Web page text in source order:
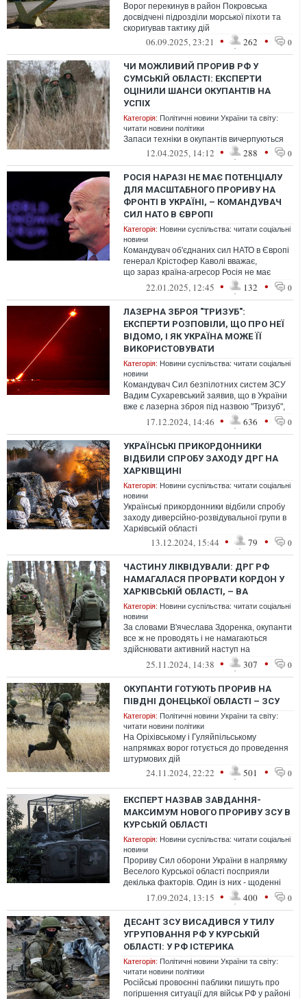
Ворог перекинув в район Покровська
досвідчені підрозділи морської піхоти та
скоригував тактику дій
06.09.2025, 23:21 • 262 • 0
ЧИ МОЖЛИВИЙ ПРОРИВ РФ У
СУМСЬКІЙ ОБЛАСТІ: ЕКСПЕРТИ
ОЦІНИЛИ ШАНСИ ОКУПАНТІВ НА
УСПІХ
Категорія: Політичні новини України та світу:
читати новини політики
Запаси техніки в окупантів вичерпуються
12.04.2025, 14:12 • 288 • 0
РОСІЯ НАРАЗІ НЕ МАЄ ПОТЕНЦІАЛУ
ДЛЯ МАСШТАБНОГО ПРОРИВУ НА
ФРОНТІ В УКРАЇНІ, – КОМАНДУВАЧ
СИЛ НАТО В ЄВРОПІ
Категорія: Новини суспільства: читати соціальні
новини
Командувач об'єднаних сил НАТО в Європі
генерал Крістофер Каволі вважає,
що зараз країна-агресор Росія не має
військового потенціалу для великого прор...
22.01.2025, 12:45 • 132 • 0
ЛАЗЕРНА ЗБРОЯ "ТРИЗУБ":
ЕКСПЕРТИ РОЗПОВІЛИ, ЩО ПРО НЕЇ
ВІДОМО, І ЯК УКРАЇНА МОЖЕ ЇЇ
ВИКОРИСТОВУВАТИ
Категорія: Новини суспільства: читати соціальні
новини
Командувач Сил безпілотних систем ЗСУ
Вадим Сухаревський заявив, що в України
вже є лазерна зброя під назвою "Тризуб",
яка може збивати літаки на висо...
17.12.2024, 14:46 • 636 • 0
УКРАЇНСЬКІ ПРИКОРДОННИКИ
ВІДБИЛИ СПРОБУ ЗАХОДУ ДРГ НА
ХАРКІВЩИНІ
Категорія: Новини суспільства: читати соціальні
новини
Українські прикордонники відбили спробу
заходу диверсійно-розвідувальної групи в
Харківській області
13.12.2024, 15:44 • 79 • 0
ЧАСТИНУ ЛІКВІДУВАЛИ: ДРГ РФ
НАМАГАЛАСЯ ПРОРВАТИ КОРДОН У
ХАРКІВСЬКІЙ ОБЛАСТІ, – ВА
Категорія: Новини суспільства: читати соціальні
новини
За словами В'ячеслава Здоренка, окупанти
все ж не проводять і не намагаються
здійснювати активний наступ на
Дергачівському напрямку
25.11.2024, 14:38 • 307 • 0
ОКУПАНТИ ГОТУЮТЬ ПРОРИВ НА
ПІВДНІ ДОНЕЦЬКОЇ ОБЛАСТІ – ЗСУ
Категорія: Політичні новини України та світу:
читати новини політики
На Оріхівському і Гуляйпільському
напрямках ворог готується до проведення
штурмових дій
24.11.2024, 22:22 • 501 • 0
ЕКСПЕРТ НАЗВАВ ЗАВДАННЯ-
МАКСИМУМ НОВОГО ПРОРИВУ ЗСУ В
КУРСЬКІЙ ОБЛАСТІ
Категорія: Новини суспільства: читати соціальні
новини
Прориву Сил оборони України в напрямку
Веселого Курської області посприяли
декілька факторів. Один із них - щоденні
успішні вогневі ураження по ворогу
17.09.2024, 13:15 • 400 • 0
ДЕСАНТ ЗСУ ВИСАДИВСЯ У ТИЛУ
УГРУПОВАННЯ РФ У КУРСЬКІЙ
ОБЛАСТІ: У РФ ІСТЕРИКА
Категорія: Політичні новини України та світу:
читати новини політики
Російські провоєнні паблики пишуть про
погіршення ситуації для військ РФ у районі